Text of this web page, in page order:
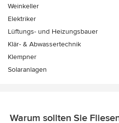
Weinkeller
Elektriker
Lüftungs- und Heizungsbauer
Klär- & Abwassertechnik
Klempner
Solaranlagen
Warum sollten Sie